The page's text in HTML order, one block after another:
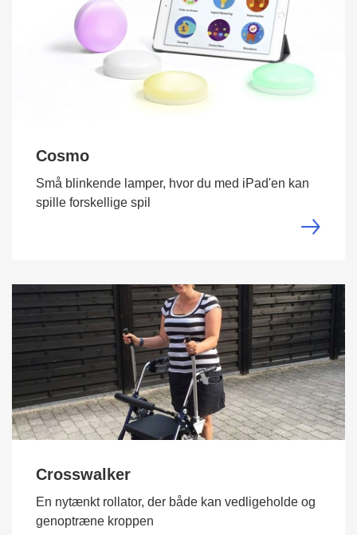
Cosmo
Små blinkende lamper, hvor du med iPad'en kan
spille forskellige spil
Crosswalker
En nytænkt rollator, der både kan vedligeholde og
genoptræne kroppen